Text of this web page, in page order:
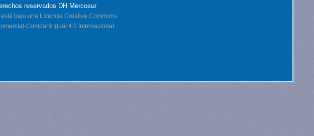
reservados DH Mercosur
está bajo una Licencia Creative Commons
CompartirIgual 4.0 Internacional.